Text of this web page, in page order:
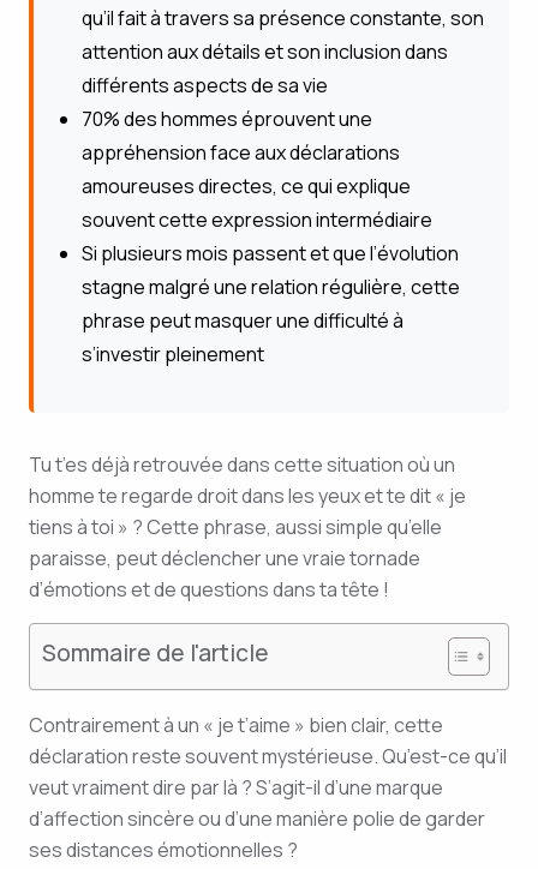
qu’il fait à travers sa présence constante, son
attention aux détails et son inclusion dans
différents aspects de sa vie
70% des hommes éprouvent une
appréhension face aux déclarations
amoureuses directes, ce qui explique
souvent cette expression intermédiaire
Si plusieurs mois passent et que l’évolution
stagne malgré une relation régulière, cette
phrase peut masquer une difficulté à
s’investir pleinement
Tu t’es déjà retrouvée dans cette situation où un
homme te regarde droit dans les yeux et te dit « je
tiens à toi » ? Cette phrase, aussi simple qu’elle
paraisse, peut déclencher une vraie tornade
d’émotions et de questions dans ta tête !
Sommaire de l'article
Contrairement à un « je t’aime » bien clair, cette
déclaration reste souvent mystérieuse. Qu’est-ce qu’il
veut vraiment dire par là ? S’agit-il d’une marque
d’affection sincère ou d’une manière polie de garder
ses distances émotionnelles ?